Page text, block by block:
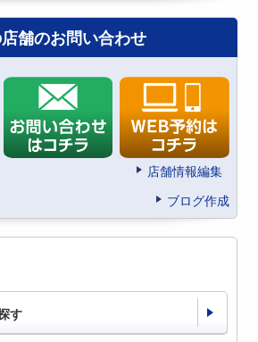
舗のお問い合わせ
店舗情報編集
ブログ作成
す